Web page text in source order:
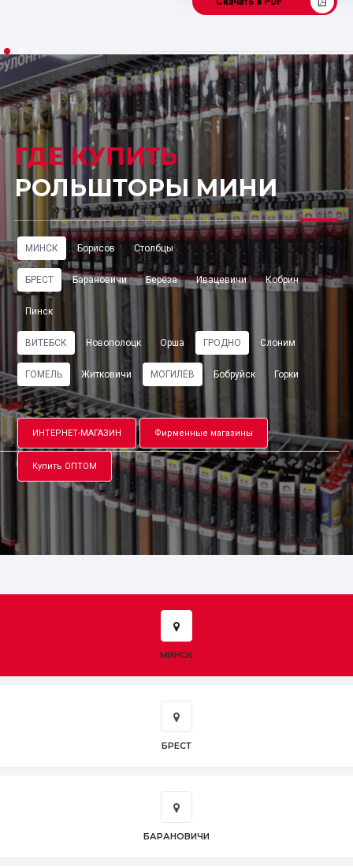
ГДЕ КУПИТЬ
РОЛЬШТОРЫ МИНИ
МИНСК Борисов Столбцы
БРЕСТ Барановичи Берёза Ивацевичи Кобрин
Пинск
ВИТЕБСК Новополоцк Орша ГРОДНО Слоним
ГОМЕЛЬ Житковичи МОГИЛЁВ Бобруйск Горки
ИНТЕРНЕТ-МАГАЗИН Фирменные магазины
Купить ОПТОМ
МИНСК
БРЕСТ
БАРАНОВИЧИ